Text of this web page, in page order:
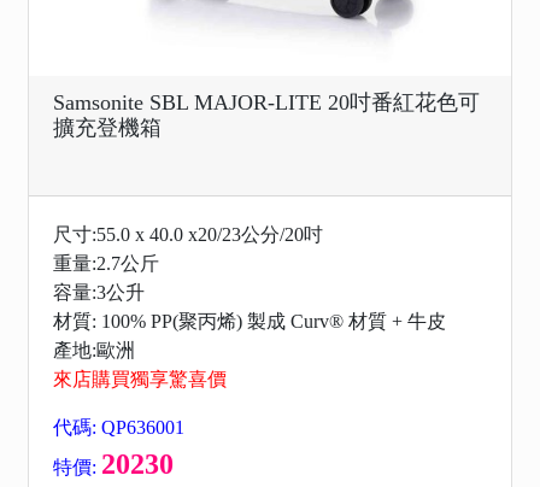
Samsonite SBL MAJOR-LITE 20吋番紅花色可
擴充登機箱
尺寸:55.0 x 40.0 x20/23公分/20吋
重量:2.7公斤
容量:3公升
材質: 100% PP(聚丙烯) 製成 Curv® 材質 + 牛皮
產地:歐洲
來店購買獨享驚喜價
代碼: QP636001
特價: 20230